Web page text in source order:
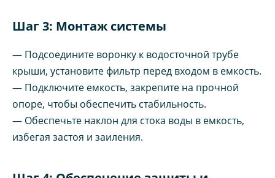
Шаг 3: Монтаж системы
— Подсоедините воронку к водосточной трубе
крыши, установите фильтр перед входом в емкость.
— Подключите емкость, закрепите на прочной
опоре, чтобы обеспечить стабильность.
— Обеспечьте наклон для стока воды в емкость,
избегая застоя и заиления.